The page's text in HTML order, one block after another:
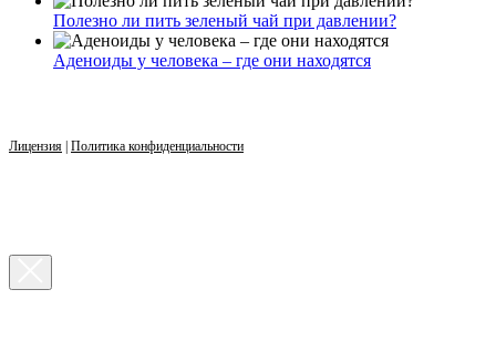
Полезно ли пить зеленый чай при давлении?
Аденоиды у человека – где они находятся
Лицензия Политика конфиденциальности